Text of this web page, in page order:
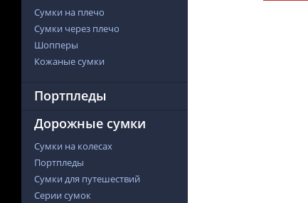
Сумки на плечо
Сумки через плечо
Шопперы
Кожаные сумки
Портпледы
Дорожные сумки
Сумки на колесах
Портпледы
Сумки для путешествий
Серии сумок